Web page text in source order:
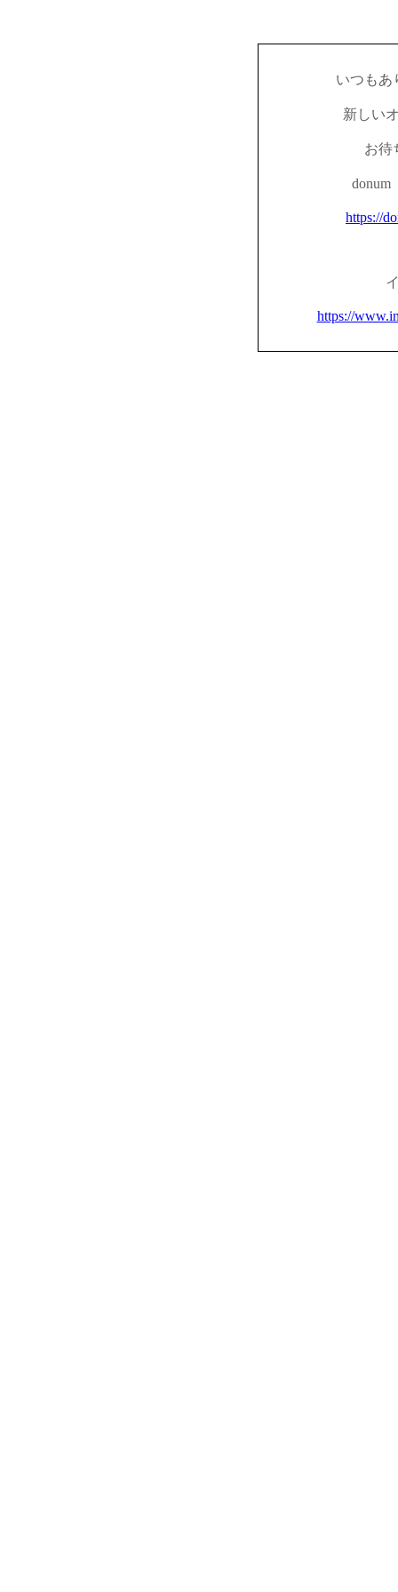
いつもあ
新しい
お待
donum
https://
https://